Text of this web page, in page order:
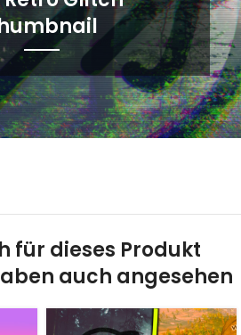
für dieses Produkt
auch angesehen